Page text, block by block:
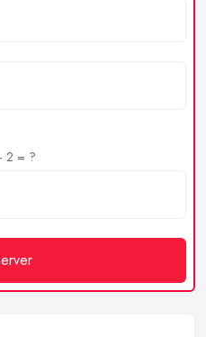
2 = ?